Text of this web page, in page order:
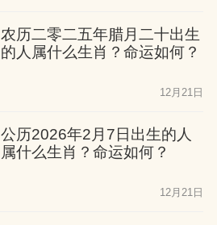
农历二零二五年腊月二十出生
的人属什么生肖？命运如何？
12月21日
公历2026年2月7日出生的人
属什么生肖？命运如何？
12月21日